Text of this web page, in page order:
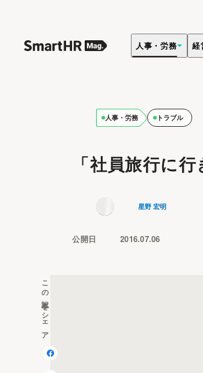
人事・労務 経
人事・労務 トラブル
「社員旅行に
星野 宏明
公開日 2016.07.06
この記事をシェア